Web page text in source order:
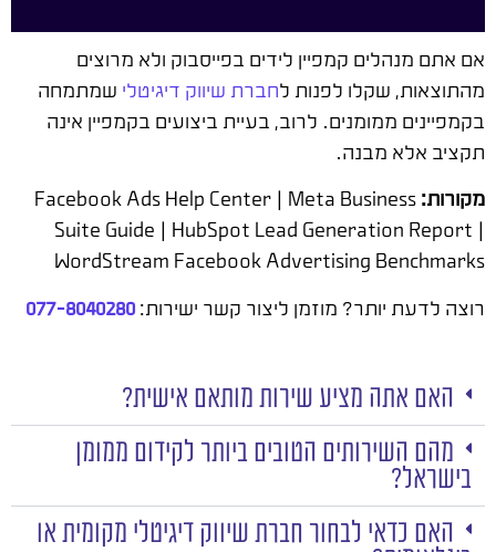
אם אתם מנהלים קמפיין לידים בפייסבוק ולא מרוצים
מהתוצאות, שקלו לפנות לחברת שיווק דיגיטלי שמתמחה
בקמפיינים ממומנים. לרוב, בעיית ביצועים בקמפיין אינה
תקציב אלא מבנה.
מקורות:Facebook Ads Help Center | Meta Business
Suite Guide | HubSpot Lead Generation Report |
WordStream Facebook Advertising Benchmarks
רוצה לדעת יותר? מוזמן ליצור קשר ישירות:077-8040280
האם אתה מציע שירות מותאם אישית?
מהם השירותים הטובים ביותר לקידום ממומן
בישראל?
האם כדאי לבחור חברת שיווק דיגיטלי מקומית או